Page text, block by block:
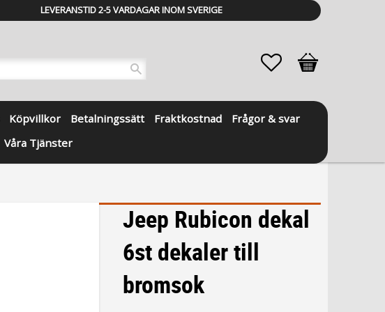
LEVERANSTID 2-5 VARDAGAR INOM SVERIGE
Köpvillkor Betalningssätt Fraktkostnad
Frågor & svar
Våra Tjänster
Favoriter
Kundvagn
Jeep Rubicon dekal
6st dekaler till
bromsok